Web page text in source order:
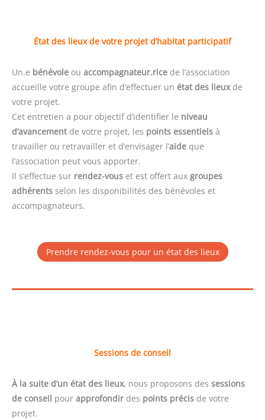
État des lieux de votre projet d’habitat participatif
Un.e bénévole ou accompagnateur.rice de l’association
accueille votre groupe afin d’effectuer un état des lieuxde
votre projet.
Cet entretien a pour objectif d’identifier le niveau
d’avancement de votre projet, les points essentiels à
travailler ou retravailler et d’envisager l’aide que
l’association peut vous apporter.
Il s’effectue sur rendez-vous et est offert aux groupes
adhérents selon les disponibilités des bénévoles et
accompagnateurs.
Prendre rendez-vous pour un état des lieux
Sessions de conseil
À la suite d’un état des lieux, nous proposons des sessions
de conseil pour approfondir des points précis de votre
projet.